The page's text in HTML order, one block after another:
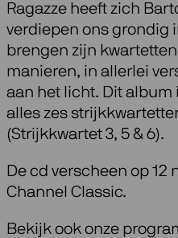
Ragazze heeft zich
verdiepen ons grondig
brengen zijn
manieren, in allerlei
aan het licht. Dit album
alles zes
(Strijkkwartet 3, 5 & 6).
De cd verscheen op 12
Channel Classic.
Bekijk ook onze